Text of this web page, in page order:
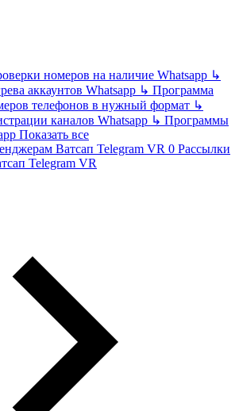
номеров на наличие Whatsapp ↳
аккаунтов Whatsapp ↳ Программа
телефонов в нужный формат ↳
каналов Whatsapp ↳ Программы
Показать все
Рассылки
Telegram VR